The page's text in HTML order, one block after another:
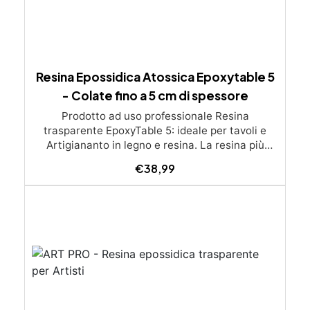
Resina Epossidica Atossica Epoxytable 5
- Colate fino a 5 cm di spessore
Prodotto ad uso professionale Resina
trasparente EpoxyTable 5: ideale per tavoli e
Artigiananto in legno e resina. La resina più
perfetta per colate di alto spessore fino a 5 cm.
Applicazioni Principali: Realizzazione di tavoli in
spessore dentro stampi e cassaforme
Caratteristiche principali: ✅ Bassissima
€38,99